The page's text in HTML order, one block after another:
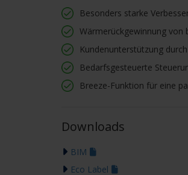
Besonders starke
Wärmerückgewinnung von
Kundenunterstützung
Bedarfsgesteuerte
Breeze-Funktion für eine
Downloads
BIM
Eco Label